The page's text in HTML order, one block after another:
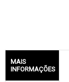
MAIS
INFORMAÇÕES